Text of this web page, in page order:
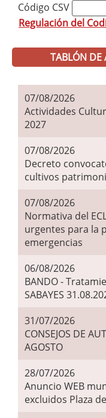
Código CSV
Regulación del
TABLÓN DE
07/08/2026
Actividades
2027
07/08/2026
Decreto
cultivos
07/08/2026
Normativa del
urgentes para la
emergencias
06/08/2026
BANDO -
SABAYES
31/07/2026
CONSEJOS DE
AGOSTO
28/07/2026
Anuncio WEB
excluidos Plaza